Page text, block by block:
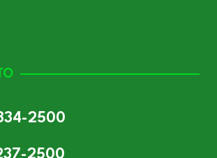
2500
2500